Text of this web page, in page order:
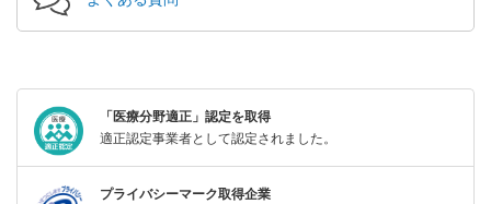
「医療分野適正」認定を取得
適正認定事業者として認定されました。
プライバシーマーク取得企業